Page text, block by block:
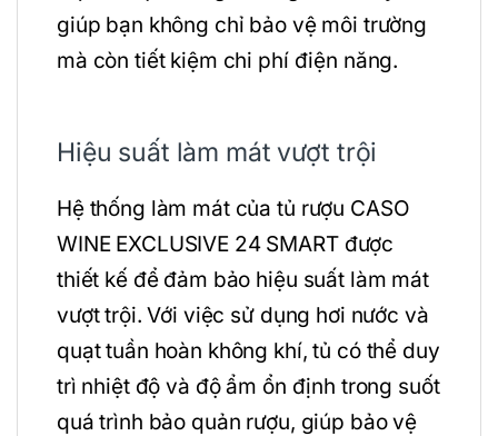
giúp bạn không chỉ bảo vệ môi trường
mà còn tiết kiệm chi phí điện năng.
Hiệu suất làm mát vượt trội
Hệ thống làm mát của tủ rượu CASO
WINE EXCLUSIVE 24 SMART được
thiết kế để đảm bảo hiệu suất làm mát
vượt trội. Với việc sử dụng hơi nước và
quạt tuần hoàn không khí, tủ có thể duy
trì nhiệt độ và độ ẩm ổn định trong suốt
quá trình bảo quản rượu, giúp bảo vệ